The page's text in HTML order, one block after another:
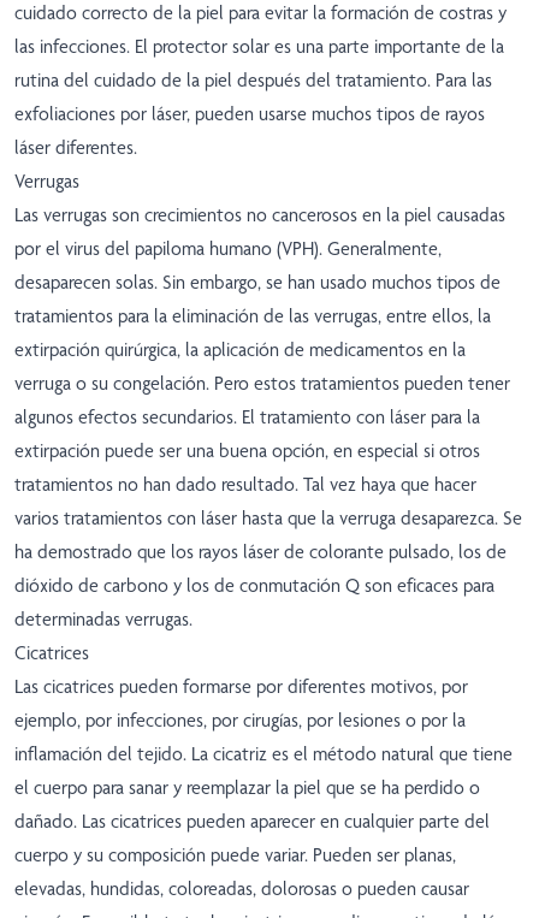
cuidado correcto de la piel para evitar la formación de costras y
las infecciones. El protector solar es una parte importante de la
rutina del cuidado de la piel después del tratamiento. Para las
exfoliaciones por láser, pueden usarse muchos tipos de rayos
láser diferentes.
Verrugas
Las verrugas son crecimientos no cancerosos en la piel causadas
por el virus del papiloma humano (VPH). Generalmente,
desaparecen solas. Sin embargo, se han usado muchos tipos de
tratamientos para la eliminación de las verrugas, entre ellos, la
extirpación quirúrgica, la aplicación de medicamentos en la
verruga o su congelación. Pero estos tratamientos pueden tener
algunos efectos secundarios. El tratamiento con láser para la
extirpación puede ser una buena opción, en especial si otros
tratamientos no han dado resultado. Tal vez haya que hacer
varios tratamientos con láser hasta que la verruga desaparezca. Se
ha demostrado que los rayos láser de colorante pulsado, los de
dióxido de carbono y los de conmutación Q son eficaces para
determinadas verrugas.
Cicatrices
Las cicatrices pueden formarse por diferentes motivos, por
ejemplo, por infecciones, por cirugías, por lesiones o por la
inflamación del tejido. La cicatriz es el método natural que tiene
el cuerpo para sanar y reemplazar la piel que se ha perdido o
dañado. Las cicatrices pueden aparecer en cualquier parte del
cuerpo y su composición puede variar. Pueden ser planas,
elevadas, hundidas, coloreadas, dolorosas o pueden causar